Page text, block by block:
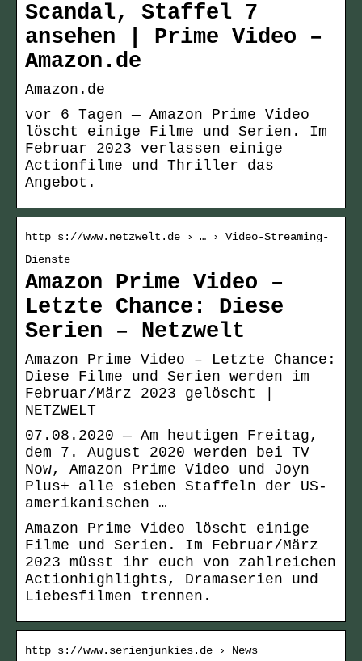
Scandal, Staffel 7
ansehen | Prime Video –
Amazon.de
Amazon.de
vor 6 Tagen — Amazon Prime Video
löscht einige Filme und Serien. Im
Februar 2023 verlassen einige
Actionfilme und Thriller das
Angebot.
http s://www.netzwelt.de › … › Video-Streaming-
Dienste
Amazon Prime Video –
Letzte Chance: Diese
Serien – Netzwelt
Amazon Prime Video – Letzte Chance:
Diese Filme und Serien werden im
Februar/März 2023 gelöscht |
NETZWELT
07.08.2020 — Am heutigen Freitag,
dem 7. August 2020 werden bei TV
Now, Amazon Prime Video und Joyn
Plus+ alle sieben Staffeln der US-
amerikanischen …
Amazon Prime Video löscht einige
Filme und Serien. Im Februar/März
2023 müsst ihr euch von zahlreichen
Actionhighlights, Dramaserien und
Liebesfilmen trennen.
http s://www.serienjunkies.de › News